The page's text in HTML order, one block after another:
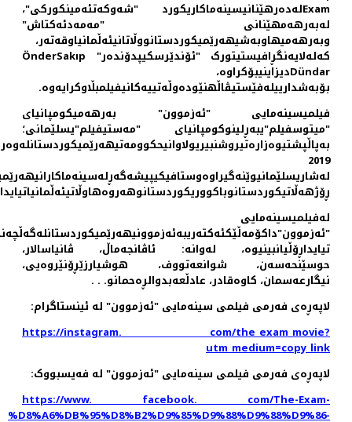
Examلەدەرهێنانیسینەماکاریکورد "شەوکەتئەمینکورکی"،
لەبەرهەمهێنانی "مەمەدئەکتاش"
وبەرهەمیهاوبەشیهەرێمیکوردستانووڵاتانیئەڵمانیاوقەتەر،
کەلەلایەنگڕافیستیتورک "ئۆندێرسکیپدۆنده‌ر" ÖnderSakıp
Dündarدیزاینیبۆکراوە،
بۆبەشدارییلەفێستیڤاڵهنێودەوڵەتییه‌کانیفیلمبڵاوکرایەوە.
فیلمیسینەمایی "ئەزموون" بەرهەمیکومپانیای
"میتوسفیلم"یبەڕلینوکومپانیای "مەستیفیلم"یسلێمانی؛
2019
لەفیلمیسینەمایی
تیایداڕۆڵیانبینیوە، لەوانە: ئاڤانجەماڵ، ڤانیاسالار،
حوسێنحەسەن، شوانعەتووف، هوشیارزێڕۆنێروەیی،
نیگارعەسمان، کاوەقادر، عادڵعەبدوالڕەحمانو. . .
لاپەڕەی فەرمی فیلمی سینەمایی "ئەزموون" لە ئینستاگرام:
https://instagram. com/the_exam_movie?
utm_medium=copy_link
لاپەڕەی فەرمی فیلمی سینەمایی "ئەزموون" لە فه‌یسبووک:
https://www. facebook. com/The-Exam-
%D8%A6%DB%95%D8%B2%D9%85%D9%88%D9%88%D9%86-